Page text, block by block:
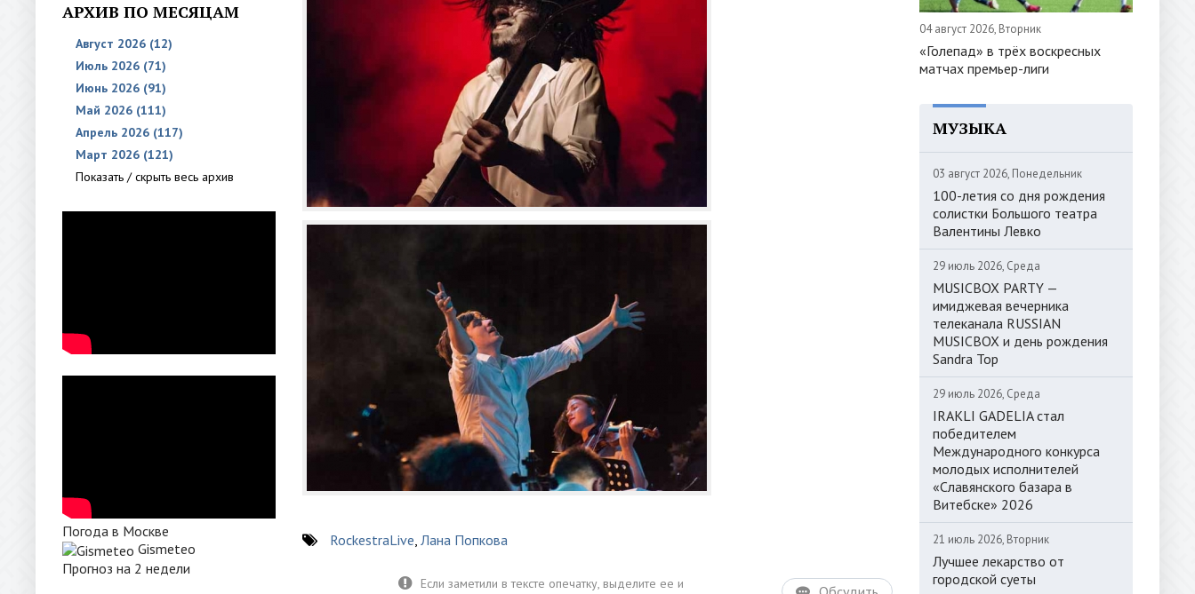
АРХИВ ПО МЕСЯЦАМ
Август 2026 (12)
Июль 2026 (71)
Июнь 2026 (91)
Май 2026 (111)
Апрель 2026 (117)
Март 2026 (121)
Показать / скрыть весь архив
Погода в Москве
Gismeteo
Прогноз на 2 недели
RockestraLive, Лана Попкова
04 август 2026, Вторник
«Голепад» в трёх воскресных
матчах премьер-лиги
МУЗЫКА
03 август 2026, Понедельник
100-летия со дня рождения
солистки Большого театра
Валентины Левко
29 июль 2026, Среда
MUSICBOX PARTY —
имиджевая вечерника
телеканала RUSSIAN
MUSICBOX и день рождения
Sandra Top
29 июль 2026, Среда
IRAKLI GADELIA стал
победителем
Международного конкурса
молодых исполнителей
«Славянского базара в
Витебске» 2026
21 июль 2026, Вторник
Лучшее лекарство от
городской суеты